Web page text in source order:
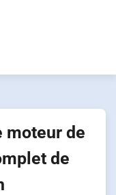
moteur de
de